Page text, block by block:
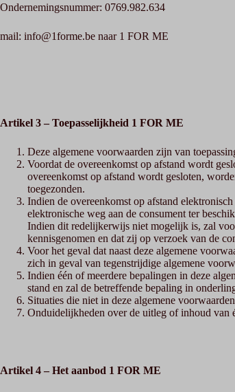
Ondernemingsnummer: 0769.982.634
mail: info@1forme.be naar 1 FOR ME
Artikel 3 – Toepasselijkheid 1 FOR ME
Deze algemene voorwaarden zijn van
Voordat de overeenkomst op afstand wordt
overeenkomst op afstand wordt gesloten,
toegezonden.
Indien de overeenkomst op afstand
elektronische weg aan de consument ter
Indien dit redelijkerwijs niet mogelijk is, zal
kennisgenomen en dat zij op verzoek van de
Voor het geval dat naast deze algemene
zich in geval van tegenstrijdige algemene
Indien één of meerdere bepalingen in deze
stand en zal de betreffende bepaling in
Situaties die niet in deze algemene
Onduidelijkheden over de uitleg of inhoud van
Artikel 4 – Het aanbod 1 FOR ME